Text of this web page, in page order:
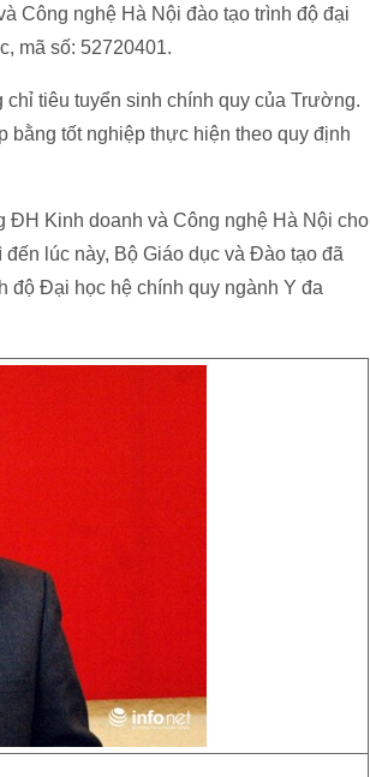
Công nghệ Hà Nội đào tạo trình độ đại
mã số: 52720401.
tiêu tuyển sinh chính quy của Trường.
bằng tốt nghiệp thực hiện theo quy định
Kinh doanh và Công nghệ Hà Nội cho
lúc này, Bộ Giáo dục và Đào tạo đã
độ Đại học hệ chính quy ngành Y đa